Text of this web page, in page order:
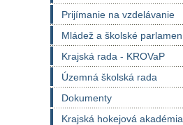
Prijímanie na vzdelávanie
Mládež a školské parlamen
Krajská rada - KROVaP
Územná školská rada
Dokumenty
Krajská hokejová akadémia